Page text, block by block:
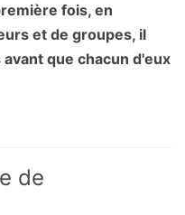
fois, en
et de groupes, il
que chacun d'eux
de